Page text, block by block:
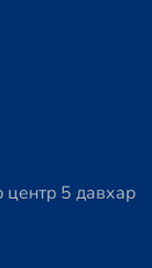
5 давхар